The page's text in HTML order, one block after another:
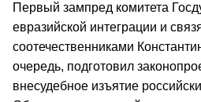
Первый зампред комитета
евразийской интеграции и
соотечественниками
очередь, подготовил
внесудебное изъятие